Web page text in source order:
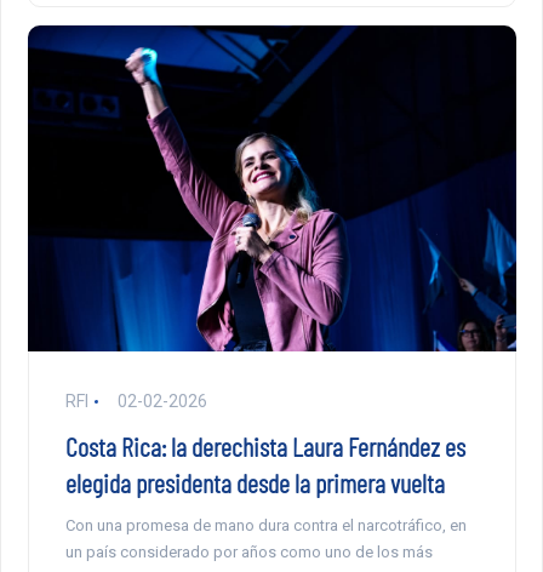
RFI 02-02-2026
Costa Rica: la derechista Laura Fernández es
elegida presidenta desde la primera vuelta
Con una promesa de mano dura contra el narcotráfico, en
un país considerado por años como uno de los más